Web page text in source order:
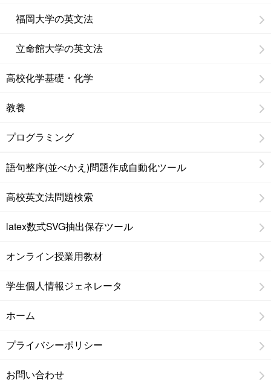
福岡大学の英文法
立命館大学の英文法
高校化学基礎・化学
教養
プログラミング
語句整序(並べかえ)問題作成自動化ツール
高校英文法問題検索
latex数式SVG抽出保存ツール
オンライン授業用教材
学生個人情報ジェネレータ
ホーム
プライバシーポリシー
お問い合わせ